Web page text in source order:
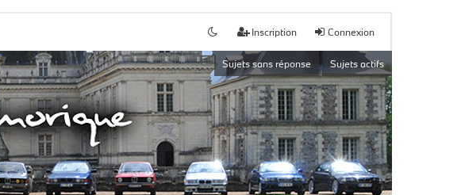
Connexion
Inscription
Sujets sans réponse Sujets actifs